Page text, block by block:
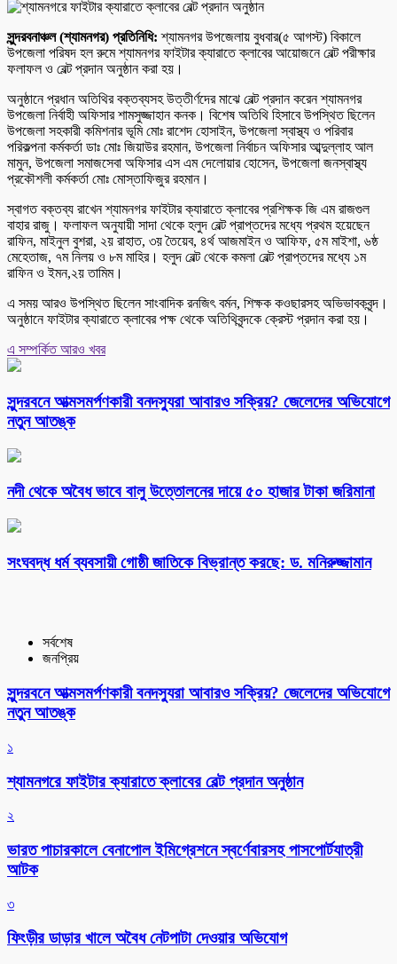
সুন্দরবনাঞ্চল (শ্যামনগর) প্রতিনিধি: শ্যামনগর উপজেলায় বুধবার(৫ আগস্ট) বিকালে
উপজেলা পরিষদ হল রুমে শ্যামনগর ফাইটার ক্যারাতে ক্লাবের আয়োজনে বেল্ট পরীক্ষার
ফলাফল ও বেল্ট প্রদান অনুষ্ঠান করা হয়।
অনুষ্ঠানে প্রধান অতিথির বক্তব্যসহ উত্তীর্ণদের মাঝে বেল্ট প্রদান করেন শ্যামনগর
উপজেলা নির্বাহী অফিসার শামসুজ্জাহান কনক। বিশেষ অতিথি হিসাবে উপস্থিত ছিলেন
উপজেলা সহকারী কমিশনার ভূমি মোঃ রাশেদ হোসাইন, উপজেলা স্বাস্থ্য ও পরিবার
পরিকল্পনা কর্মকর্তা ডাঃ মোঃ জিয়াউর রহমান, উপজেলা নির্বাচন অফিসার আব্দুল্লাহ আল
মামুন, উপজেলা সমাজসেবা অফিসার এস এম দেলোয়ার হোসেন, উপজেলা জনস্বাস্থ্য
প্রকৌশলী কর্মকর্তা মোঃ মোস্তাফিজুর রহমান।
স্বাগত বক্তব্য রাখেন শ্যামনগর ফাইটার ক্যারাতে ক্লাবের প্রশিক্ষক জি এম রাজগুল
বাহার রাজু। ফলাফল অনুযায়ী সাদা থেকে হলুদ বেল্ট প্রাপ্তদের মধ্যে প্রথম হয়েছেন
রাফিন, মাইনুল বুশরা, ২য় রাহাত, ৩য় তৈয়েব, ৪র্থ আজমাইন ও আফিফ, ৫ম মাইশা, ৬ষ্ঠ
মেহেতাজ, ৭ম নিলয় ও ৮ম মাহির। হলুদ বেল্ট থেকে কমলা বেল্ট প্রাপ্তদের মধ্যে ১ম
রাফিন ও ইমন,২য় তামিম।
এ সময় আরও উপস্থিত ছিলেন সাংবাদিক রনজিৎ বর্মন, শিক্ষক কওছারসহ অভিভাবকবৃন্দ।
অনুষ্ঠানে ফাইটার ক্যারাতে ক্লাবের পক্ষ থেকে অতিথিবৃন্দকে ক্রেস্ট প্রদান করা হয়।
এ সম্পর্কিত আরও খবর
সুন্দরবনে আত্মসমর্পণকারী বনদস্যুরা আবারও সক্রিয়? জেলেদের অভিযোগে
নতুন আতঙ্ক
নদী থেকে অবৈধ ভাবে বালু উত্তোলনের দায়ে ৫০ হাজার টাকা জরিমানা
সংঘবদ্ধ ধর্ম ব্যবসায়ী গোষ্ঠী জাতিকে বিভ্রান্ত করছে: ড. মনিরুজ্জামান
সর্বশেষ
জনপ্রিয়
সুন্দরবনে আত্মসমর্পণকারী বনদস্যুরা আবারও সক্রিয়? জেলেদের অভিযোগে
নতুন আতঙ্ক
১
শ্যামনগরে ফাইটার ক্যারাতে ক্লাবের বেল্ট প্রদান অনুষ্ঠান
২
ভারত পাচারকালে বেনাপোল ইমিগ্রেশনে স্বর্ণেবারসহ পাসপোর্টযাত্রী
আটক
৩
ফিংড়ীর ডাড়ার খালে অবৈধ নেটপাটা দেওয়ার অভিযোগ